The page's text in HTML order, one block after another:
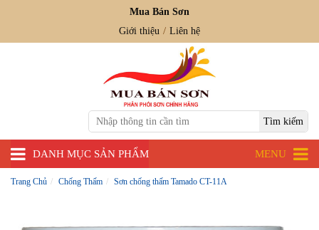
Mua Bán Sơn
Giới thiệu
Liên hệ
DANH MỤC SẢN PHẨM MENU
Trang Chủ Chống Thấm Sơn chống thấm Tamado CT-11A